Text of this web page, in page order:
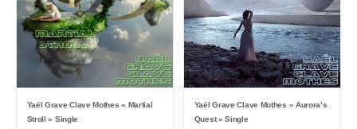
Yaël Grave Clave Mothes « Martial
Stroll » Single
Yaël Grave Clave Mothes « Aurora’s
Quest » Single